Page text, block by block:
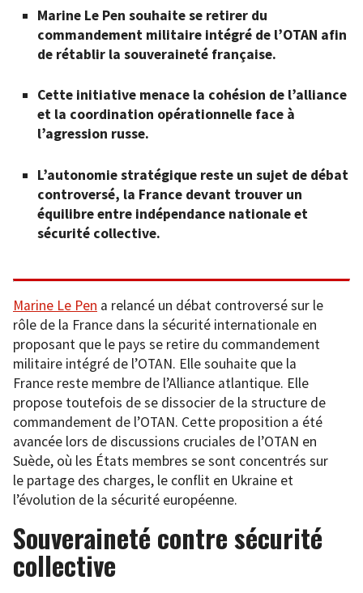
Marine Le Pen souhaite se retirer du
commandement militaire intégré de l’OTAN afin
de rétablir la souveraineté française.
Cette initiative menace la cohésion de l’alliance
et la coordination opérationnelle face à
l’agression russe.
L’autonomie stratégique reste un sujet de débat
controversé, la France devant trouver un
équilibre entre indépendance nationale et
sécurité collective.
Marine Le Pen a relancé un débat controversé sur le
rôle de la France dans la sécurité internationale en
proposant que le pays se retire du commandement
militaire intégré de l’OTAN. Elle souhaite que la
France reste membre de l’Alliance atlantique. Elle
propose toutefois de se dissocier de la structure de
commandement de l’OTAN. Cette proposition a été
avancée lors de discussions cruciales de l’OTAN en
Suède, où les États membres se sont concentrés sur
le partage des charges, le conflit en Ukraine et
l’évolution de la sécurité européenne.
Souveraineté contre sécurité
collective